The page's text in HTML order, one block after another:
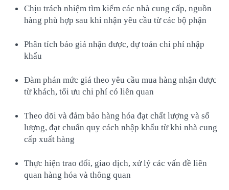
Chịu trách nhiệm tìm kiếm các nhà cung cấp, nguồn
hàng phù hợp sau khi nhận yêu cầu từ các bộ phận
Phân tích báo giá nhận được, dự toán chi phí nhập
khẩu
Đàm phán mức giá theo yêu cầu mua hàng nhận được
từ khách, tối ưu chi phí có liên quan
Theo dõi và đảm bảo hàng hóa đạt chất lượng và số
lượng, đạt chuẩn quy cách nhập khẩu từ khi nhà cung
cấp xuất hàng
Thực hiện trao đổi, giao dịch, xử lý các vấn đề liên
quan hàng hóa và thông quan